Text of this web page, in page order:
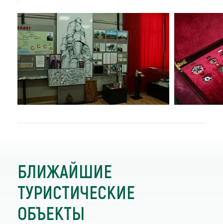
БЛИЖАЙШИЕ
ТУРИСТИЧЕСКИЕ
ОБЪЕКТЫ